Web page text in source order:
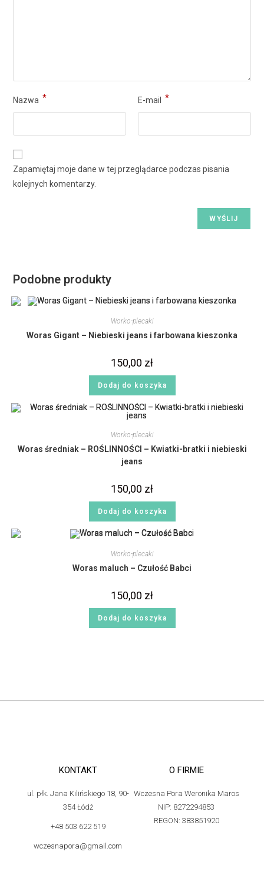
Nazwa * E-mail *
Zapamiętaj moje dane w tej przeglądarce podczas pisania
kolejnych komentarzy.
Podobne produkty
Worko-plecaki
Woras Gigant – Niebieski jeans i farbowana kieszonka
150,00 zł
Dodaj do koszyka
Worko-plecaki
Woras średniak – ROŚLINNOŚCI – Kwiatki-bratki i niebieski
jeans
150,00 zł
Dodaj do koszyka
Worko-plecaki
Woras maluch – Czułość Babci
150,00 zł
Dodaj do koszyka
KONTAKT
ul. płk. Jana Kilińskiego 18, 90-
354 Łódź
+48 503 622 519
wczesnapora@gmail.com
O FIRMIE
Wczesna Pora Weronika Maros
NIP: 8272294853
REGON: 383851920